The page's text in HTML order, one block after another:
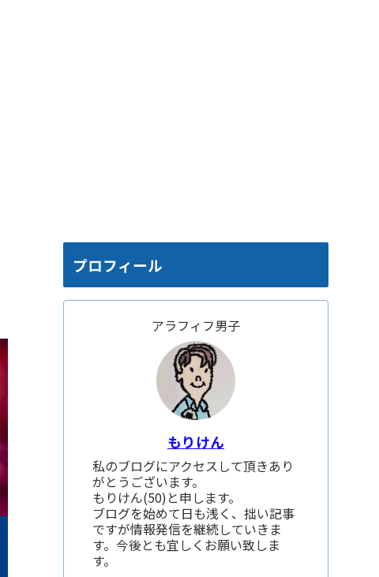
プロフィール
アラフィフ男子
もりけん
私のブログにアクセスして頂きあり
がとうございます。
もりけん(50)と申します。
ブログを始めて日も浅く、拙い記事
ですが情報発信を継続していきま
す。今後とも宜しくお願い致しま
す。